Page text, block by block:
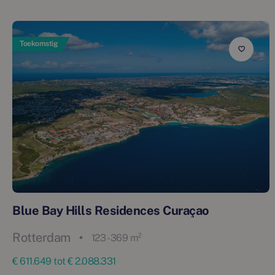
Toekomstig
Blue Bay Hills Residences Curaçao
Rotterdam
123 - 369 m²
€ 611.649 tot € 2.088.331